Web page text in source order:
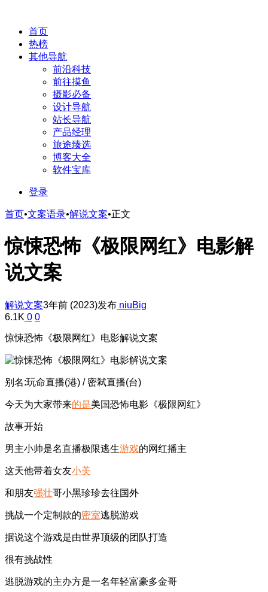
首页
热榜
其他导航
前沿科技
前往摸鱼
摄影必备
设计导航
站长导航
产品经理
旅途臻选
博客大全
软件宝库
登录
首页•文案语录•解说文案•正文
惊悚恐怖《极限网红》电影解
说文案
解说文案3年前 (2023)发布 niuBig
6.1K 0 0
惊悚恐怖《极限网红》电影解说文案
别名:玩命直播(港) / 密弒直播(台)
今天为大家带来的是美国恐怖电影《极限网红》
故事开始
男主小帅是名直播极限逃生游戏的网红播主
这天他带着女友小美
和朋友强壮哥小黑珍珍去往国外
挑战一个定制款的密室逃脱游戏
据说这个游戏是由世界顶级的团队打造
很有挑战性
逃脱游戏的主办方是一名年轻富豪多金哥